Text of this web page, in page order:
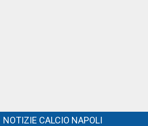
NOTIZIE CALCIO NAPOLI